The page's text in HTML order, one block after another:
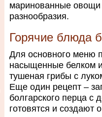
маринованные овощи
разнообразия.
Горячие блюда
Для основного меню
насыщенные белком
тушеная грибы с
Еще один рецепт –
болгарского перца с
готовятся и